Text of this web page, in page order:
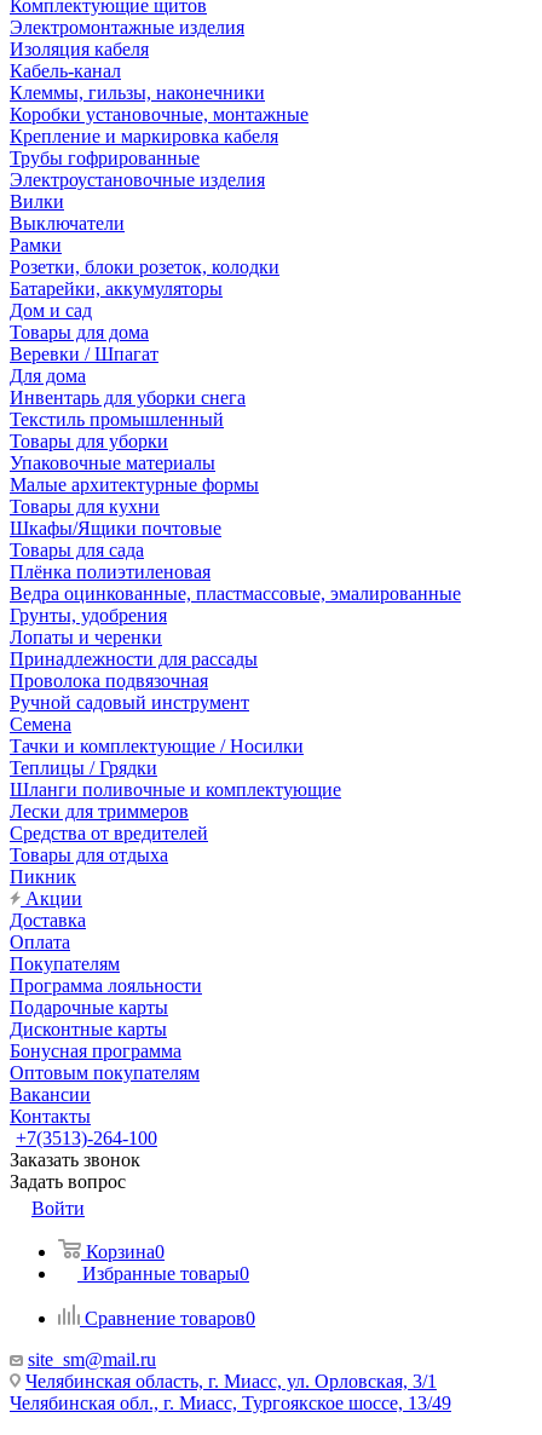
Комплектующие щитов
Электромонтажные изделия
Изоляция кабеля
Кабель-канал
Клеммы, гильзы, наконечники
Коробки установочные, монтажные
Крепление и маркировка кабеля
Трубы гофрированные
Электроустановочные изделия
Вилки
Выключатели
Рамки
Розетки, блоки розеток, колодки
Батарейки, аккумуляторы
Дом и сад
Товары для дома
Веревки / Шпагат
Для дома
Инвентарь для уборки снега
Текстиль промышленный
Товары для уборки
Упаковочные материалы
Малые архитектурные формы
Товары для кухни
Шкафы/Ящики почтовые
Товары для сада
Плёнка полиэтиленовая
Ведра оцинкованные, пластмассовые, эмалированные
Грунты, удобрения
Лопаты и черенки
Принадлежности для рассады
Проволока подвязочная
Ручной садовый инструмент
Семена
Тачки и комплектующие / Носилки
Теплицы / Грядки
Шланги поливочные и комплектующие
Лески для триммеров
Средства от вредителей
Товары для отдыха
Пикник
Акции
Доставка
Оплата
Покупателям
Программа лояльности
Подарочные карты
Дисконтные карты
Бонусная программа
Оптовым покупателям
Вакансии
Контакты
+7(3513)-264-100
Заказать звонок
Задать вопрос
Войти
Корзина0
Избранные товары0
Сравнение товаров0
site_sm@mail.ru
Челябинская область, г. Миасс, ул. Орловская, 3/1
Челябинская обл., г. Миасс, Тургоякское шоссе, 13/49